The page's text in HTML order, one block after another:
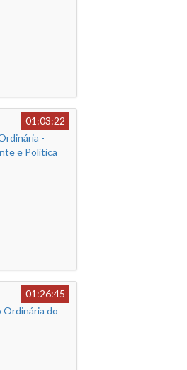
01:03:22
-
e Política
01:26:45
Ordinária do